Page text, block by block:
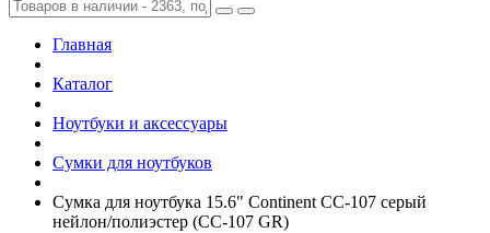
Главная
Каталог
Ноутбуки и аксессуары
Сумки для ноутбуков
Сумка для ноутбука 15.6" Continent CC-107 серый
нейлон/­полиэстер (CC-107 GR)